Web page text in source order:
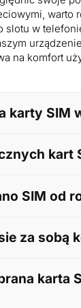
w
na komfort
karty
zalogowania
wiadomości
kart
baterie,
ograniczyć
SIM od
eSIM to
telefonu,
za sobą
plastiku do
na
karta